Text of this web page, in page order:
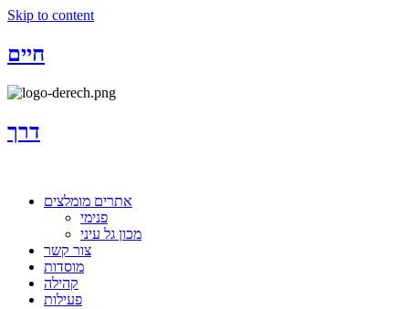
Skip to content
חיים
דרך
אתרים מומלצים
פנימי
מכון גל עיני
צור קשר
מוסדות
קהילה
פעילות